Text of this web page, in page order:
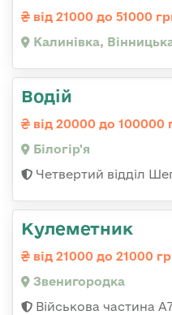
від 21000 до 51000
Калинівка,
Водій
від 20000 до 100000
Білогір'я
Четвертий відділ
Кулеметник
від 21000 до 21000
Звенигородка
Військова частина